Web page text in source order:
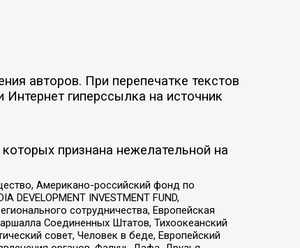
авторов. При перепечатке текстов
гиперссылка на источник
признана нежелательной на
Американо-российский фонд по
INVESTMENT FUND,
сотрудничества, Европейская
Соединенных Штатов, Тихоокеанский
совет, Человек в беде, Европейский